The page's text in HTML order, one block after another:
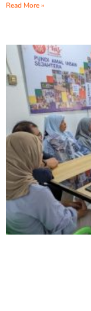
Read More »